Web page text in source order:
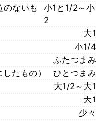
ないも
小1と1/2～小
2
大1
小1/4
ふたつまみ
たもの）
ひとつまみ
大1/2～大1
大1
少々